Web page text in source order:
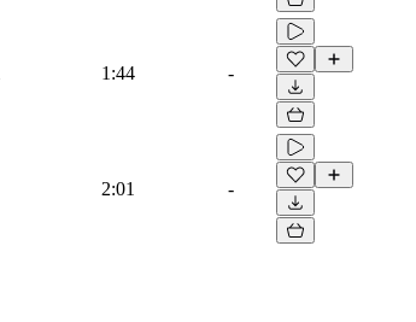
1:44 -
2:01 -